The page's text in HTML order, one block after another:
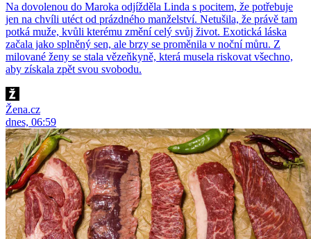
Na dovolenou do Maroka odjížděla Linda s pocitem, že potřebuje
jen na chvíli utéct od prázdného manželství. Netušila, že právě tam
potká muže, kvůli kterému změní celý svůj život. Exotická láska
začala jako splněný sen, ale brzy se proměnila v noční můru. Z
milované ženy se stala vězeňkyně, která musela riskovat všechno,
aby získala zpět svou svobodu.
Žena.cz
dnes, 06:59